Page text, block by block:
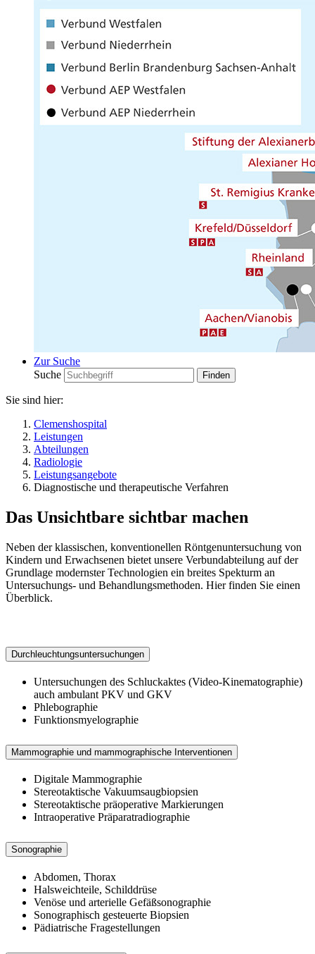
Zur Suche
Suche
Sie sind hier:
Clemenshospital
Leistungen
Abteilungen
Radiologie
Leistungsangebote
Diagnostische und therapeutische Verfahren
Das Unsichtbare sichtbar machen
Neben der klassischen, konventionellen Röntgenuntersuchung von
Kindern und Erwachsenen bietet unsere Verbundabteilung auf der
Grundlage modernster Technologien ein breites Spekturm an
Untersuchungs- und Behandlungsmethoden. Hier finden Sie einen
Überblick.
Durchleuchtungsuntersuchungen
Untersuchungen des Schluckaktes (Video-Kinematographie)
auch ambulant PKV und GKV
Phlebographie
Funktionsmyelographie
Mammographie und mammographische Interventionen
Digitale Mammographie
Stereotaktische Vakuumsaugbiopsien
Stereotaktische präoperative Markierungen
Intraoperative Präparatradiographie
Sonographie
Abdomen, Thorax
Halsweichteile, Schilddrüse
Venöse und arterielle Gefäßsonographie
Sonographisch gesteuerte Biopsien
Pädiatrische Fragestellungen